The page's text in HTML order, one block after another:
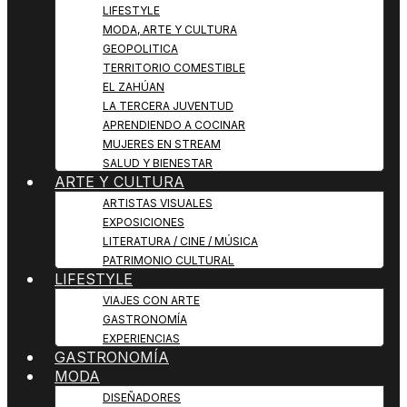
LIFESTYLE
MODA, ARTE Y CULTURA
GEOPOLITICA
TERRITORIO COMESTIBLE
EL ZAHÚAN
LA TERCERA JUVENTUD
APRENDIENDO A COCINAR
MUJERES EN STREAM
SALUD Y BIENESTAR
ARTE Y CULTURA
ARTISTAS VISUALES
EXPOSICIONES
LITERATURA / CINE / MÚSICA
PATRIMONIO CULTURAL
LIFESTYLE
VIAJES CON ARTE
GASTRONOMÍA
EXPERIENCIAS
GASTRONOMÍA
MODA
DISEÑADORES